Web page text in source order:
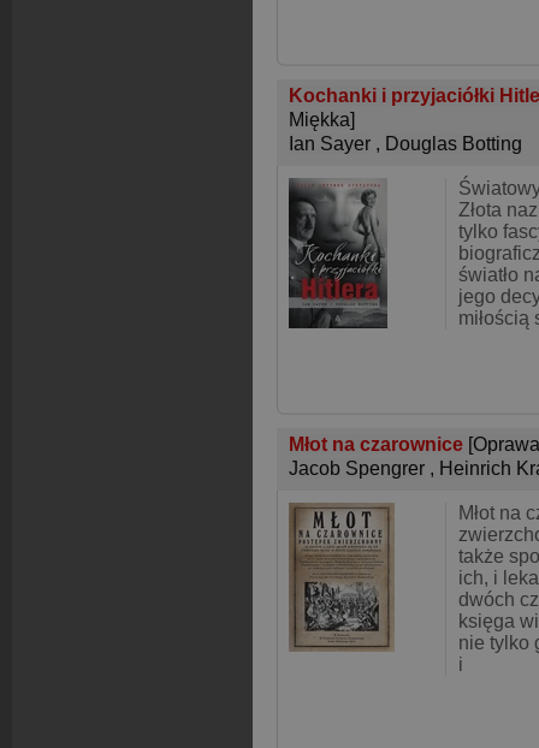
Kochanki i przyjaciółki
Miękka]
Ian Sayer , Douglas Botting
Złota
tylko
światło
jego
miłością
Młot na czarownice
Jacob Spengrer , Heinrich
Młot na
także
ich, i
dwóch
księga
nie tylko
i